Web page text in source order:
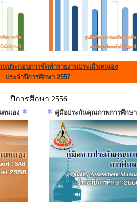
นประกอบการจัดทำรายงานประเมินตนเอง
ประจำปีการศึกษา 2557
ปีการศึกษา 2556
นเอง คู่มือประกันคุณภาพการศึกษา